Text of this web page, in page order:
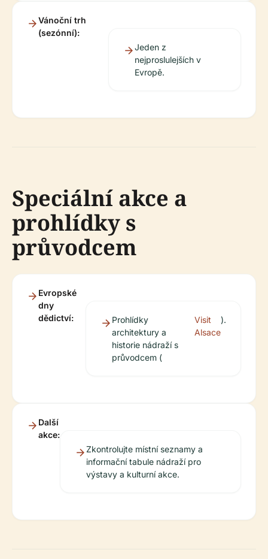
Vánoční trh
(sezónní):
Jeden z
nejproslulejších v
Evropě.
Speciální akce a
prohlídky s
průvodcem
Evropské
dny
dědictví:
Prohlídky
architektury a
historie nádraží s
průvodcem (
Visit
Alsace
).
Další
akce:
Zkontrolujte místní seznamy a
informační tabule nádraží pro
výstavy a kulturní akce.